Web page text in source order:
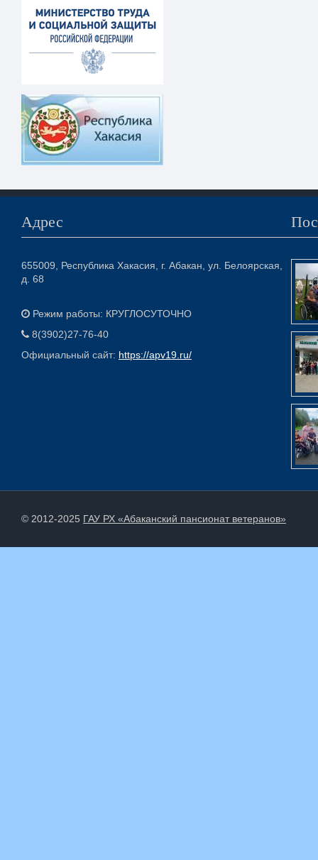
Адрес
655009, Республика Хакасия, г. Абакан, ул. Белоярская,
д. 68
Режим работы: КРУГЛОСУТОЧНО
8(3902)27-76-40
Официальный сайт: https://apv19.ru/
© 2012-2025 ГАУ РХ «Абаканский пансионат ветеранов»